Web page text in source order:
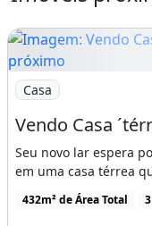
porte, ideal
dos pets.
O acabamento
materiais
sofisticação e
O portão
comodidade
Imagem: Vendo
Casa
Seu novo lar espera
em uma casa térrea
432m² de Área Total